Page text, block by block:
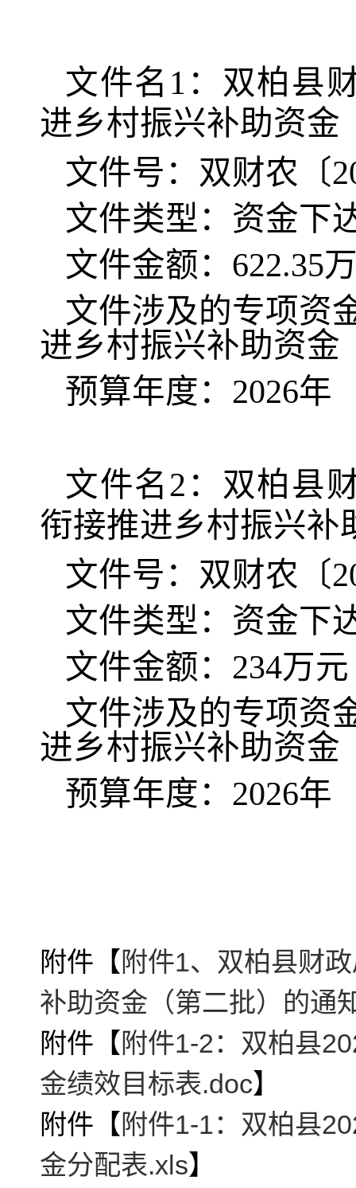
文件名 1 ： 双柏县
进乡村振兴补助资金
文件号：双财农〔
文件类型：资金下
文件金额： 622.35
文件涉及的专项资
进乡村振兴补助资金
预算年度： 2026年
文件名2 ： 双柏县
衔接推进乡村振兴补
文件号：双财农〔
文件类型：资金下
文件金额： 234万元
文件涉及的专项资
进乡村振兴补助资金
预算年度： 2026年
附件【 附件1、双柏县财
补助资金（第二批）的通
附件【 附件1-2：双柏县
金绩效目标表.doc】
附件【 附件1-1：双柏县
金分配表.xls】